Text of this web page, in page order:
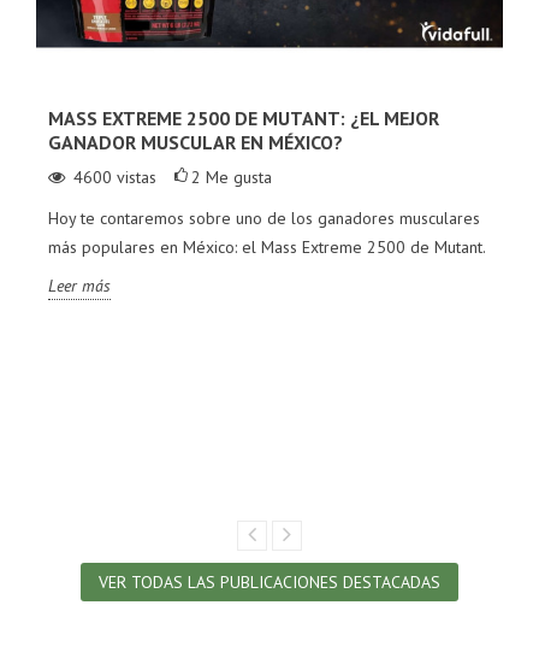
MASS EXTREME 2500 DE MUTANT: ¿EL MEJOR
GANADOR MUSCULAR EN MÉXICO?
4600 vistas 2 Me gusta
Hoy te contaremos sobre uno de los ganadores musculares
más populares en México: el Mass Extreme 2500 de Mutant.
Leer más
VER TODAS LAS PUBLICACIONES DESTACADAS